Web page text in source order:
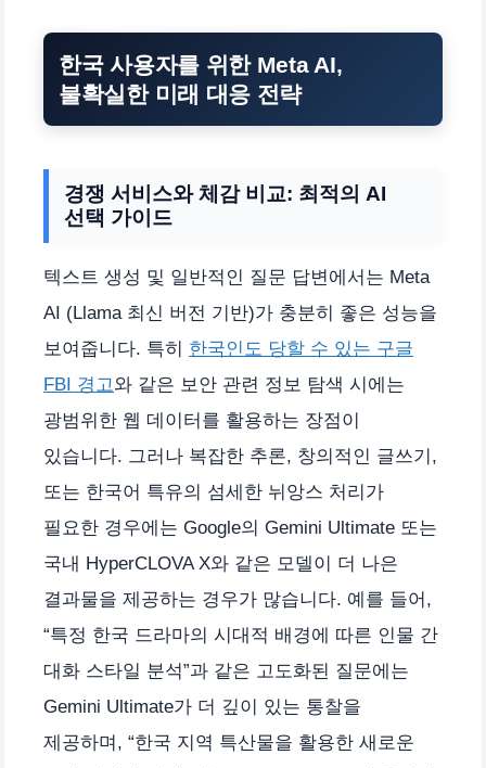
한국 사용자를 위한 Meta AI,
불확실한 미래 대응 전략
경쟁 서비스와 체감 비교: 최적의 AI
선택 가이드
텍스트 생성 및 일반적인 질문 답변에서는 Meta
AI (Llama 최신 버전 기반)가 충분히 좋은 성능을
보여줍니다. 특히 한국인도 당할 수 있는 구글
FBI 경고와 같은 보안 관련 정보 탐색 시에는
광범위한 웹 데이터를 활용하는 장점이
있습니다. 그러나 복잡한 추론, 창의적인 글쓰기,
또는 한국어 특유의 섬세한 뉘앙스 처리가
필요한 경우에는 Google의 Gemini Ultimate 또는
국내 HyperCLOVA X와 같은 모델이 더 나은
결과물을 제공하는 경우가 많습니다. 예를 들어,
“특정 한국 드라마의 시대적 배경에 따른 인물 간
대화 스타일 분석”과 같은 고도화된 질문에는
Gemini Ultimate가 더 깊이 있는 통찰을
제공하며, “한국 지역 특산물을 활용한 새로운